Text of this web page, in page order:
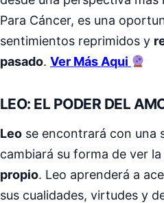
Para Cáncer, es una
sentimientos reprimidos y
pasado. Ver Más Aqui
LEO: EL PODER DEL
Leo se encontrará con una
cambiará su forma de ver la
propio. Leo aprenderá a
sus cualidades, virtudes y